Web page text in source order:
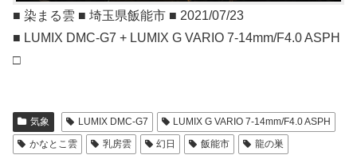
■ 染まる雲 ■ 埼玉県飯能市 ■ 2021/07/23
■ LUMIX DMC-G7 + LUMIX G VARIO 7-14mm/F4.0 ASPH
□
気象 LUMIX DMC-G7
LUMIX G VARIO 7-14mm/F4.0 ASPH
かなとこ雲
乳房雲 幻日 飯能市 龍の巣